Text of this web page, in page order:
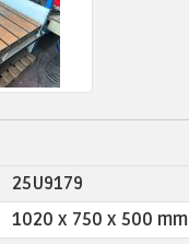
25U9179
1020 x 750 x 500 mm